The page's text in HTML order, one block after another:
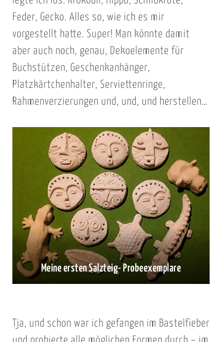
Feder, Gecko. Alles so, wie ich es mir
vorgestellt hatte. Super! Man könnte damit
aber auch noch, genau, Dekoelemente für
Buchstützen, Geschenkanhänger,
Platzkärtchenhalter, Serviettenringe,
Rahmenverzierungen und, und, und herstellen…
Meine ersten Salzteig- Probeexemplare
Tja, und schon war ich gefangen im Bastelfieber